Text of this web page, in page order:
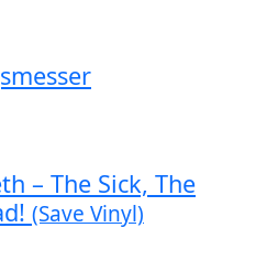
– The Sick, The
(Save Vinyl)